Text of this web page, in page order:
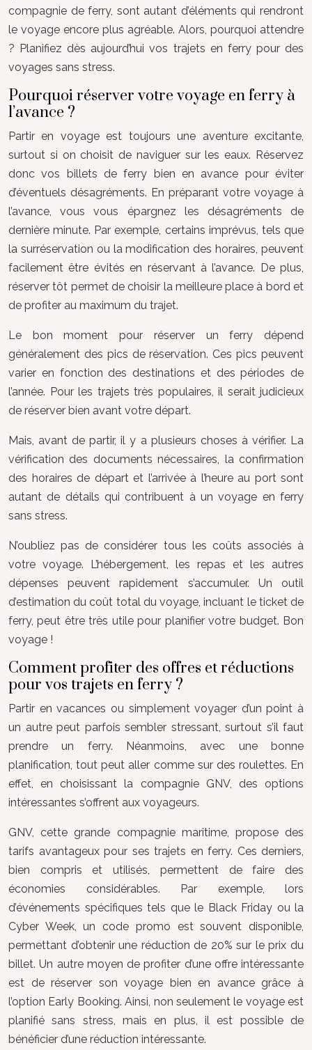
compagnie de ferry, sont autant d’éléments qui rendront
le voyage encore plus agréable. Alors, pourquoi attendre
? Planifiez dès aujourd’hui vos trajets en ferry pour des
voyages sans stress.
Pourquoi réserver votre voyage en ferry à
l’avance ?
Partir en voyage est toujours une aventure excitante,
surtout si on choisit de naviguer sur les eaux. Réservez
donc vos billets de ferry bien en avance pour éviter
d’éventuels désagréments. En préparant votre voyage à
l’avance, vous vous épargnez les désagréments de
dernière minute. Par exemple, certains imprévus, tels que
la surréservation ou la modification des horaires, peuvent
facilement être évités en réservant à l’avance. De plus,
réserver tôt permet de choisir la meilleure place à bord et
de profiter au maximum du trajet.
Le bon moment pour réserver un ferry dépend
généralement des pics de réservation. Ces pics peuvent
varier en fonction des destinations et des périodes de
l’année. Pour les trajets très populaires, il serait judicieux
de réserver bien avant votre départ.
Mais, avant de partir, il y a plusieurs choses à vérifier. La
vérification des documents nécessaires, la confirmation
des horaires de départ et l’arrivée à l’heure au port sont
autant de détails qui contribuent à un voyage en ferry
sans stress.
N’oubliez pas de considérer tous les coûts associés à
votre voyage. L’hébergement, les repas et les autres
dépenses peuvent rapidement s’accumuler. Un outil
d’estimation du coût total du voyage, incluant le ticket de
ferry, peut être très utile pour planifier votre budget. Bon
voyage !
Comment profiter des offres et réductions
pour vos trajets en ferry ?
Partir en vacances ou simplement voyager d’un point à
un autre peut parfois sembler stressant, surtout s’il faut
prendre un ferry. Néanmoins, avec une bonne
planification, tout peut aller comme sur des roulettes. En
effet, en choisissant la compagnie GNV, des options
intéressantes s’offrent aux voyageurs.
GNV, cette grande compagnie maritime, propose des
tarifs avantageux pour ses trajets en ferry. Ces derniers,
bien compris et utilisés, permettent de faire des
économies considérables. Par exemple, lors
d’événements spécifiques tels que le Black Friday ou la
Cyber Week, un code promo est souvent disponible,
permettant d’obtenir une réduction de 20% sur le prix du
billet. Un autre moyen de profiter d’une offre intéressante
est de réserver son voyage bien en avance grâce à
l’option Early Booking. Ainsi, non seulement le voyage est
planifié sans stress, mais en plus, il est possible de
bénéficier d’une réduction intéressante.